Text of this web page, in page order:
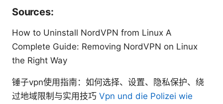
Sources:
How to Uninstall NordVPN from Linux A
Complete Guide: Removing NordVPN on Linux
the Right Way
锤子vpn使用指南：如何选择、设置、隐私保护、绕
过地域限制与实用技巧 Vpn und die Polizei wie